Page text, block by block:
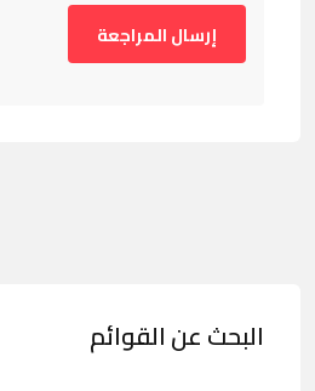
البحث عن القوائم